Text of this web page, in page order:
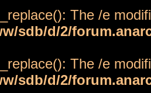
The /e
sdb/d/2/
The /e
sdb/d/2/